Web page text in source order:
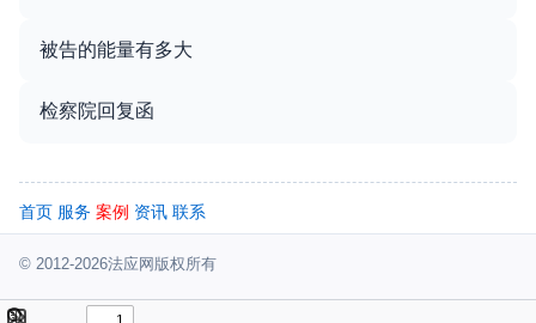
被告的能量有多大
检察院回复函
首页 服务 案例 资讯 联系
© 2012-2026法应网版权所有